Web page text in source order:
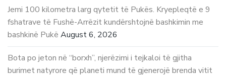
Jemi 100 kilometra larg qytetit të Pukës. Kryepleqtë e 9
fshatrave të Fushë-Arrëzit kundërshtojnë bashkimin me
bashkinë Pukë August 6, 2026
Bota po jeton në “borxh”, njerëzimi i tejkaloi të gjitha
burimet natyrore që planeti mund të gjenerojë brenda vitit